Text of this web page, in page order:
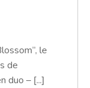
le
de
duo – [...]